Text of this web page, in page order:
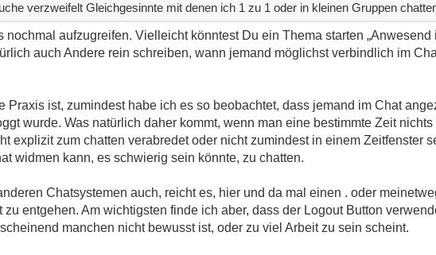
verzweifelt Gleichgesinnte mit denen ich 1 zu 1 oder in kleinen Gruppen
nochmal aufzugreifen. Vielleicht könntest Du ein Thema starten „Anwesend
auch Andere rein schreiben, wann jemand möglichst verbindlich im
Praxis ist, zumindest habe ich es so beobachtet, dass jemand im Chat
wurde. Was natürlich daher kommt, wenn man eine bestimmte Zeit
explizit zum chatten verabredet oder nicht zumindest in einem Zeitfenster
widmen kann, es schwierig sein könnte, zu chatten.
Chatsystemen auch, reicht es, hier und da mal einen . oder
zu entgehen. Am wichtigsten finde ich aber, dass der Logout Button
manchen nicht bewusst ist, oder zu viel Arbeit zu sein scheint.